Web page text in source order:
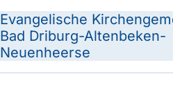
Evangelische
Bad Driburg-Altenbeken-
Neuenheerse